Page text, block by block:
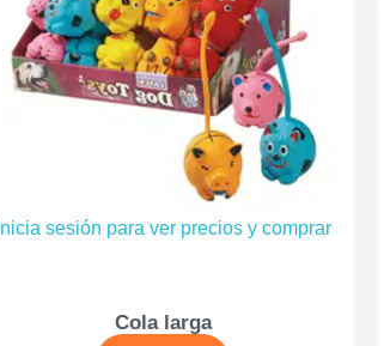
Inicia sesión para ver precios y comprar
Cola larga